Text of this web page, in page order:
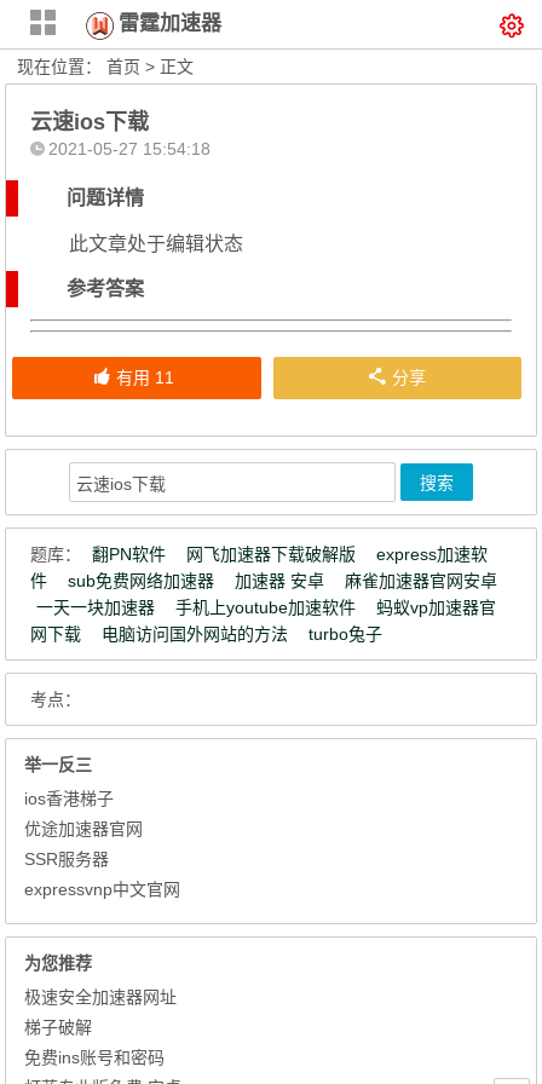
雷霆加速器
现在位置：首页 > 正文
云速ios下载
2021-05-27 15:54:18
问题详情
此文章处于编辑状态
参考答案
有用 11 分享
题库： 翻PN软件 网飞加速器下载破解版
express加速软
件
sub免费网络加速器 加速器 安卓
麻雀加速器官网安卓
一天一块加速器
手机上youtube加速软件
蚂蚁vp加速器官
网下载
电脑访问国外网站的方法 turbo兔子
考点：
举一反三
ios香港梯子
优途加速器官网
SSR服务器
expressvnp中文官网
为您推荐
极速安全加速器网址
梯子破解
免费ins账号和密码